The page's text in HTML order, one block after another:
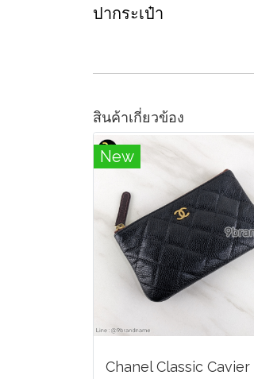
ปากระเป๋า
สินค้าเกี่ยวข้อง
New